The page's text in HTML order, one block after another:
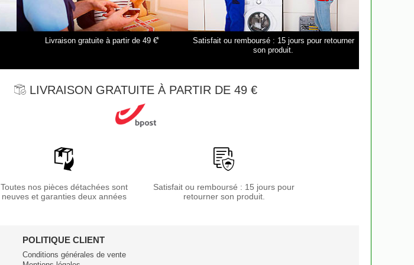
Livraison gratuite à partir de 49 €*
Satisfait ou remboursé : 15 jours pour retourner
son produit.
LIVRAISON GRATUITE À PARTIR DE 49 €
Toutes nos pièces détachées sont
neuves et garanties deux années
Satisfait ou remboursé : 15 jours pour
retourner son produit.
POLITIQUE CLIENT
Conditions générales de vente